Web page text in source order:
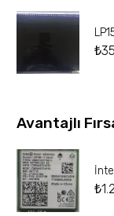
₺
Avantajlı
₺